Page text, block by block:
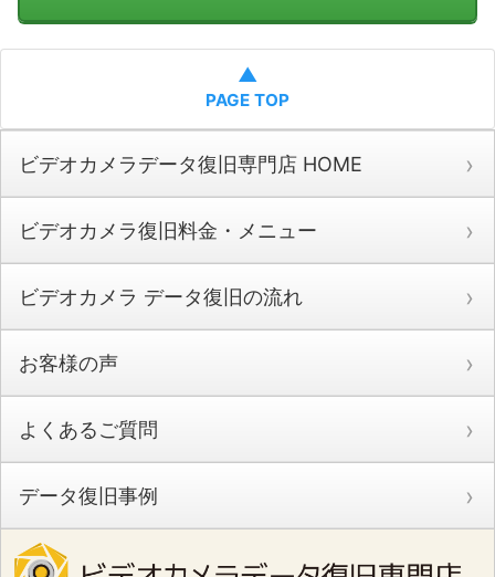
▲
PAGE TOP
ビデオカメラデータ復旧専門店 HOME
ビデオカメラ復旧料金・メニュー
ビデオカメラ データ復旧の流れ
お客様の声
よくあるご質問
データ復旧事例